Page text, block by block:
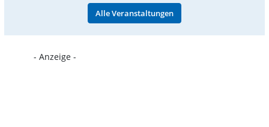
Alle Veranstaltungen
- Anzeige -